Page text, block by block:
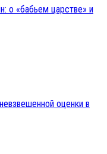
о «бабьем царстве» и
оценки в